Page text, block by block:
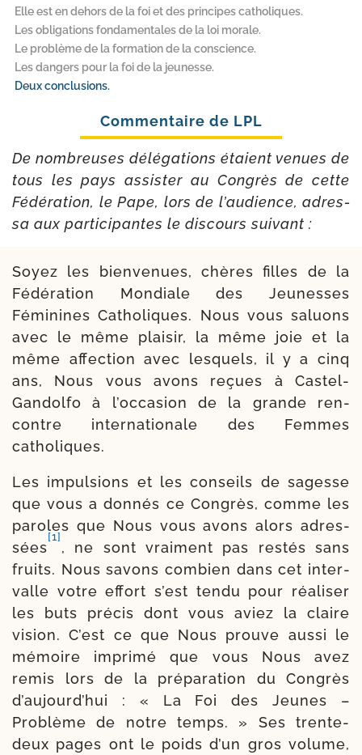
Elle est en dehors de la foi et des principes catholiques.
Les obligations fondamentales de la loi morale.
Le problème de la formation de la conscience.
Les dangers pour la foi de la jeunesse.
Deux conclusions.
De nom­breuses délé­ga­tions étaient venues de
tous les pays assis­ter au Congrès de cette
Fédération, le Pape, lors de l’au­dience, adres­
sa aux par­ti­ci­pantes le dis­cours suivant :
Soyez les bien­ve­nues, chères filles de la
Fédération Mondiale des Jeunesses
Féminines Catholiques. Nous vous saluons
avec le même plai­sir, la même joie et la
même affec­tion avec les­quels, il y a cinq
ans, Nous vous avons reçues à Castel-​
Gandolfo à l’oc­ca­sion de la grande ren­
contre inter­na­tio­nale des Femmes
catholiques.
Les impul­sions et les conseils de sagesse
que vous a don­nés ce Congrès, comme les
paroles que Nous vous avons alors adres­
sées
[1]
, ne sont vrai­ment pas res­tés sans
fruits. Nous sa­vons com­bien dans cet inter­
valle votre effort s’est ten­du pour réa­li­ser
les buts pré­cis dont vous aviez la claire
vision. C’est ce que Nous prouve aus­si le
mémoire impri­mé que vous Nous avez
remis lors de la pré­pa­ra­tion du Congrès
d’au­jourd’­hui : « La Foi des Jeunes –
Problème de notre temps. » Ses trente-​
deux pages ont le poids d’un gros volume,